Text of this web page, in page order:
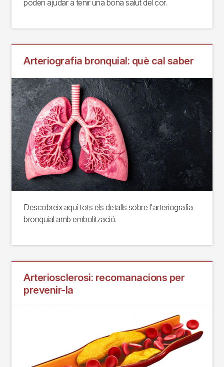
poden ajudar a tenir una bona salut del cor.
Arteriografia bronquial: què cal saber
Descobreix aquí tots els detalls sobre l'arteriografia
bronquial amb embolització.
Arteriosclerosi: recomanacions per
prevenir-la